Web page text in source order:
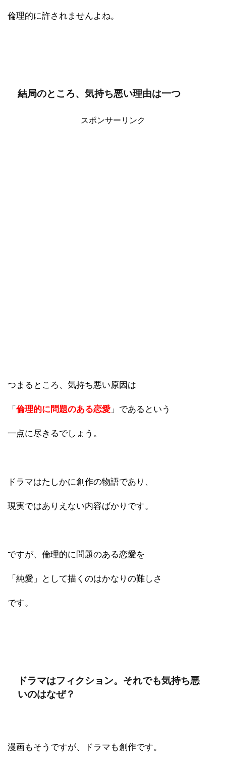
倫理的に許されませんよね。
結局のところ、気持ち悪い理由は一つ
スポンサーリンク
つまるところ、気持ち悪い原因は
「倫理的に問題のある恋愛 」であるという
一点に尽きるでしょう。
ドラマはたしかに創作の物語であり、
現実ではありえない内容ばかりです。
ですが、倫理的に問題のある恋愛を
「純愛」として描くのはかなりの難しさ
です。
ドラマはフィクション。それでも気持ち悪
いのはなぜ？
漫画もそうですが、ドラマも創作です。